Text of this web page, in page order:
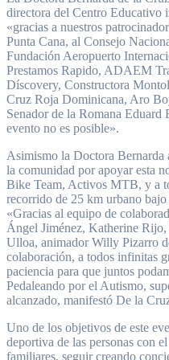
directora del Centro Educativo
«gracias a nuestros
Punta Cana, al Consejo
Fundación Aeropuerto
Prestamos Rapido, ADAEM
Díscovery, Constructora
Cruz Roja Dominicana, Aro
Senador de la Romana Eduard
evento no es posible».
Asimismo la Doctora Bernarda
la comunidad por apoyar esta
Bike Team, Activos MTB, y a
recorrido de 25 km urbano
«Gracias al equipo de
Ángel Jiménez, Katherine
Ulloa, animador Willy Pizarro
colaboración, a todos infinitas
paciencia para que juntos
Pedaleando por el Autismo,
alcanzado, manifestó De la
Uno de los objetivos de este
deportiva de las personas con
familiares, seguir creando